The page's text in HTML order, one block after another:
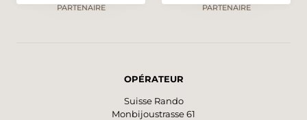
PARTENAIRE PARTENAIRE
OPÉRATEUR
Suisse Rando
Monbijoustrasse 61